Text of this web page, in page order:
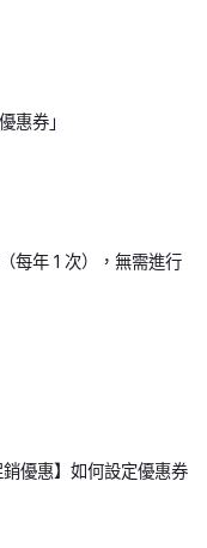
惠券」
每年 1 次），無需進行
優惠】如何設定優惠券